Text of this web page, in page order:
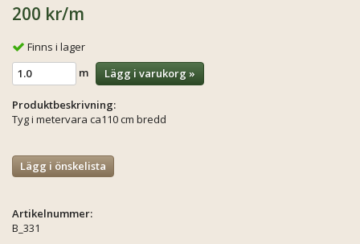
200 kr/m
Finns i lager
m
Lägg i varukorg »
Produktbeskrivning:
Tyg i metervara ca110 cm bredd
Lägg i önskelista
Artikelnummer:
B_331